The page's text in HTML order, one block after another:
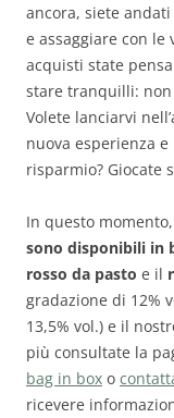
ancora, siete
e assaggiare con le
acquisti state
stare tranquilli:
Volete lanciarvi
nuova esperienza
risparmio? Giocate
In questo momento,
sono disponibili in
rosso da pasto e il
gradazione di 12%
13,5% vol.) e il
più consultate la
bag in box o
ricevere